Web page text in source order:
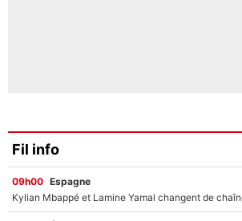
Fil info
09h00 Espagne